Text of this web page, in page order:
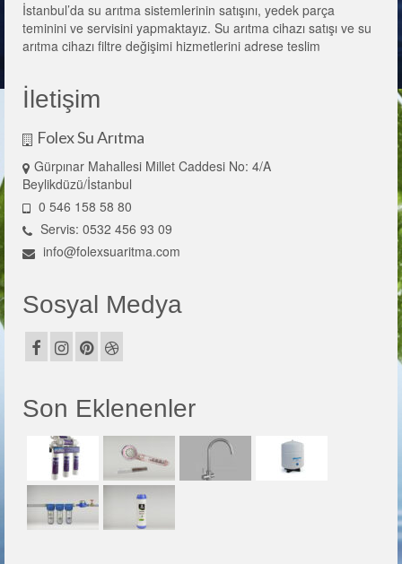
İstanbul’da su arıtma sistemlerinin satışını, yedek parça
teminini ve servisini yapmaktayız. Su arıtma cihazı satışı ve su
arıtma cihazı filtre değişimi hizmetlerini adrese teslim
İletişim
Folex Su Arıtma
Gürpınar Mahallesi Millet Caddesi No: 4/A
Beylikdüzü/İstanbul
0 546 158 58 80
Servis: 0532 456 93 09
info@folexsuaritma.com
Sosyal Medya
Son Eklenenler